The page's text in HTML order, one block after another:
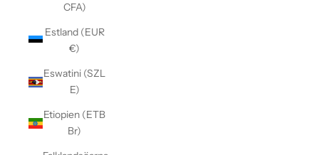
CFA)
Estland (EUR
€)
Eswatini (SZL
E)
Etiopien (ETB
Br)